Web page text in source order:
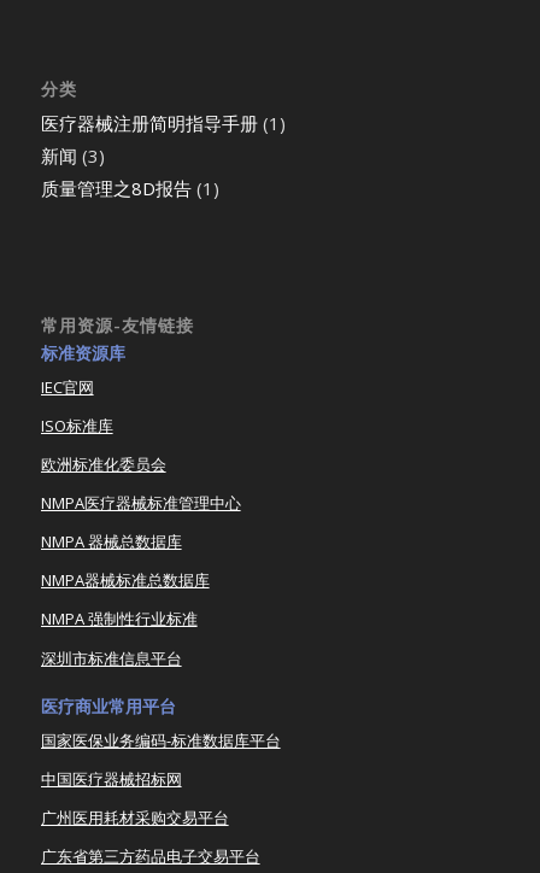
分类
医疗器械注册简明指导手册(1)
新闻 (3)
质量管理之8D报告(1)
常用资源-友情链接
标准资源库
IEC官网
ISO标准库
欧洲标准化委员会
NMPA医疗器械标准管理中心
NMPA 器械总数据库
NMPA器械标准总数据库
NMPA 强制性行业标准
深圳市标准信息平台
医疗商业常用平台
国家医保业务编码-标准数据库平台
中国医疗器械招标网
广州医用耗材采购交易平台
广东省第三方药品电子交易平台